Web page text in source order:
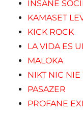
INSANE
KAMASET
KICK ROCK
LA VIDA ES
MALOKA
NIKT NIC NIE
PASAZER
PROFANE